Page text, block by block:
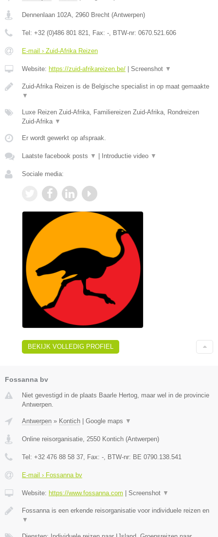
Dennenlaan 102A 2960 Brecht (Antwerpen)
Tel: +32 (0)486 801 821 , Fax: - , BTW-nr: 0670.521.606
E-mail › Zuid-Afrika Reizen
Website: https://zuid-afrikareizen.be/ Screenshot ▼
Zuid-Afrika Reizen is de Belgische specialist in op maat gemaakte
▼
Luxe Reizen Zuid-Afrika, Familiereizen Zuid-Afrika, Rondreizen
Zuid-Afrika ▼
Er wordt gewerkt op afspraak.
Laatste facebook posts ▼ Introductie video ▼
Sociale media:
BEKIJK VOLLEDIG PROFIEL
Fossanna bv
Niet gevestigd in de plaats Baarle Hertog, maar wel in de provincie
Antwerpen.
Antwerpen » Kontich Google maps ▼
Online reisorganisatie 2550 Kontich (Antwerpen)
Tel: +32 476 88 58 37 , Fax: - , BTW-nr: BE 0790.138.541
E-mail › Fossanna bv
Website: https://www.fossanna.com Screenshot ▼
Fossanna is een erkende reisorganisatie voor individuele reizen en
▼